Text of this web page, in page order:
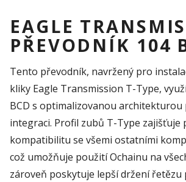
EAGLE
PŘEVODNÍK 104
Tento převodník, navržený pro
kliky Eagle Transmission T-Type,
BCD s optimalizovanou architekturou
integraci. Profil zubů T-Type zajišťuje
kompatibilitu se všemi ostatními
což umožňuje použití Ochainu na
zároveň poskytuje lepší držení řetězu